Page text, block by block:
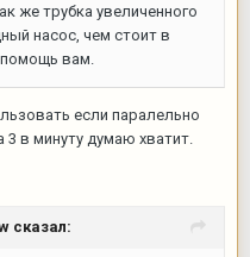
же трубка увеличенного
насос, чем стоит в
вам.
если паралельно
в минуту думаю хватит.
сказал: